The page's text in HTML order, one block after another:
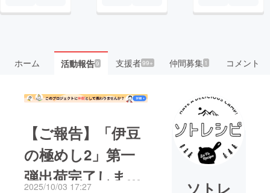
ホーム 活動報告9 支援者99+ 仲間募集 1 コメント
【ご報告】「伊豆
の極めし2」第一
弾出荷完了しまし
2025/10/03 17:27
ソトレ